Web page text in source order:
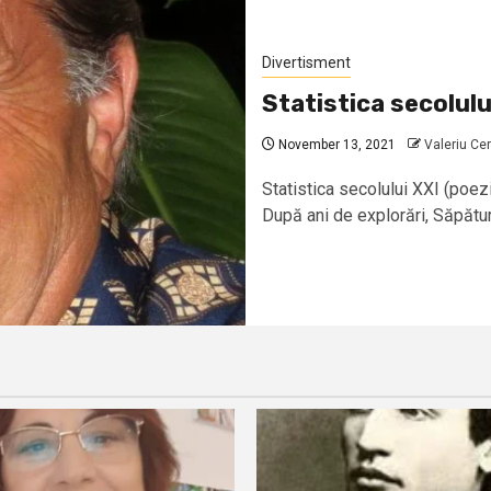
Divertisment
Statistica
November 13, 2021 Valeriu
Statistica secolului XXI
După ani de explorări,